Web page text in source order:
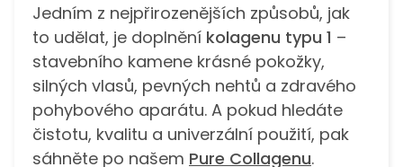
Jedním z nejpřirozenějších způsobů, jak
to udělat, je doplnění kolagenu typu 1 –
stavebního kamene krásné pokožky,
silných vlasů, pevných nehtů a zdravého
pohybového aparátu. A pokud hledáte
čistotu, kvalitu a univerzální použití, pak
sáhněte po našem Pure Collagenu.